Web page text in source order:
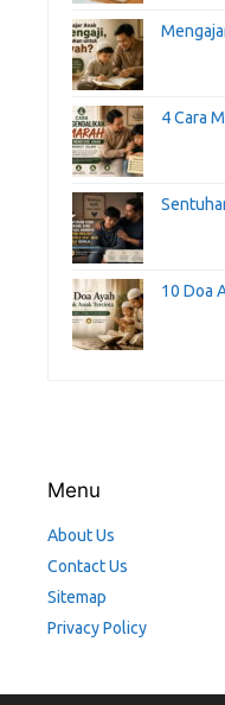
4 Cara
10 Doa
Menu
About Us
Contact Us
Sitemap
Privacy Policy